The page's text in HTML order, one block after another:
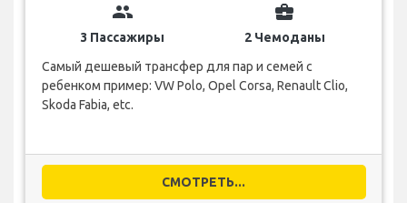
group
3 Пассажиры
business_center
2 Чемоданы
Самый дешевый трансфер для пар и семей с
ребенком пример: VW Polo, Opel Corsa, Renault Clio,
Skoda Fabia, etc.
СМОТРЕТЬ...